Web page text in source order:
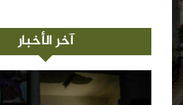
آخر الأخبار